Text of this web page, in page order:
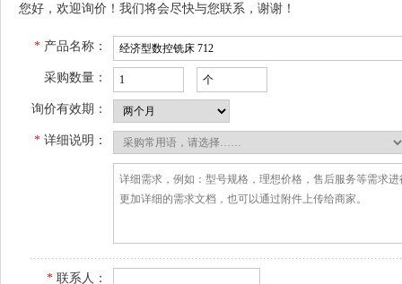
您好，欢迎询价！我们将会尽快与您联系，谢谢！
* 产品名称：
采购数量：
询价有效期：
* 详细说明：
* 联系人：